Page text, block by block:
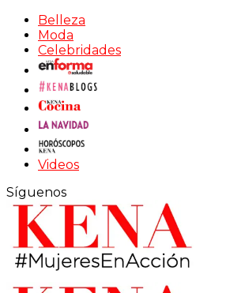
Belleza
Moda
Celebridades
Videos
Síguenos